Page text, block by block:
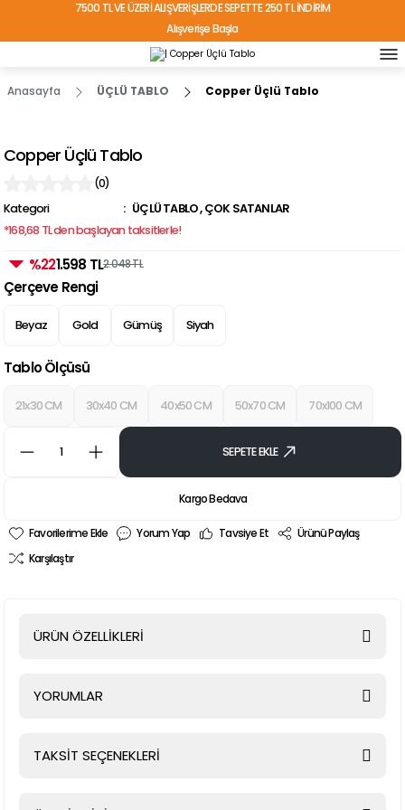
7500 TL VE ÜZERİ ALIŞVERİŞLERDE SEPETTE 250 TL İNDİRİM
Alışverişe Başla
TÜRKİYE'NİN HER YERİNE ÜCRETSİZ KARGO!
Anasayfa ÜÇLÜ TABLO Copper Üçlü Tablo
Copper Üçlü Tablo
(0)
Kategori ÜÇLÜ TABLO,ÇOK SATANLAR
*168,68 TL den başlayan taksitlerle!
%221.598 TL2.048 TL
Çerçeve Rengi
Beyaz Gold Gümüş Siyah
Tablo Ölçüsü
21x30 CM 30x40 CM 40x50 CM 50x70 CM 70x100 CM
SEPETE EKLE
Kargo Bedava
Yorum Yap Tavsiye Et
Ürünü Paylaş
Karşılaştır
ÜRÜN ÖZELLİKLERİ
YORUMLAR
TAKSİT SEÇENEKLERİ